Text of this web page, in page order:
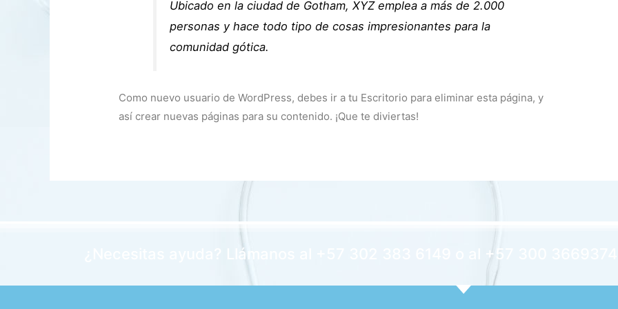
Ubicado en la ciudad de Gotham, XYZ emplea a más de 2.000
personas y hace todo tipo de cosas impresionantes para la
comunidad gótica.
Como nuevo usuario de WordPress, debes ir atu Escritorio para eliminar esta página, y
así crear nuevas páginas para su contenido. ¡Que te diviertas!
¿Necesitas ayuda? Llámanos al +57 302 383 6149 o al +57 300